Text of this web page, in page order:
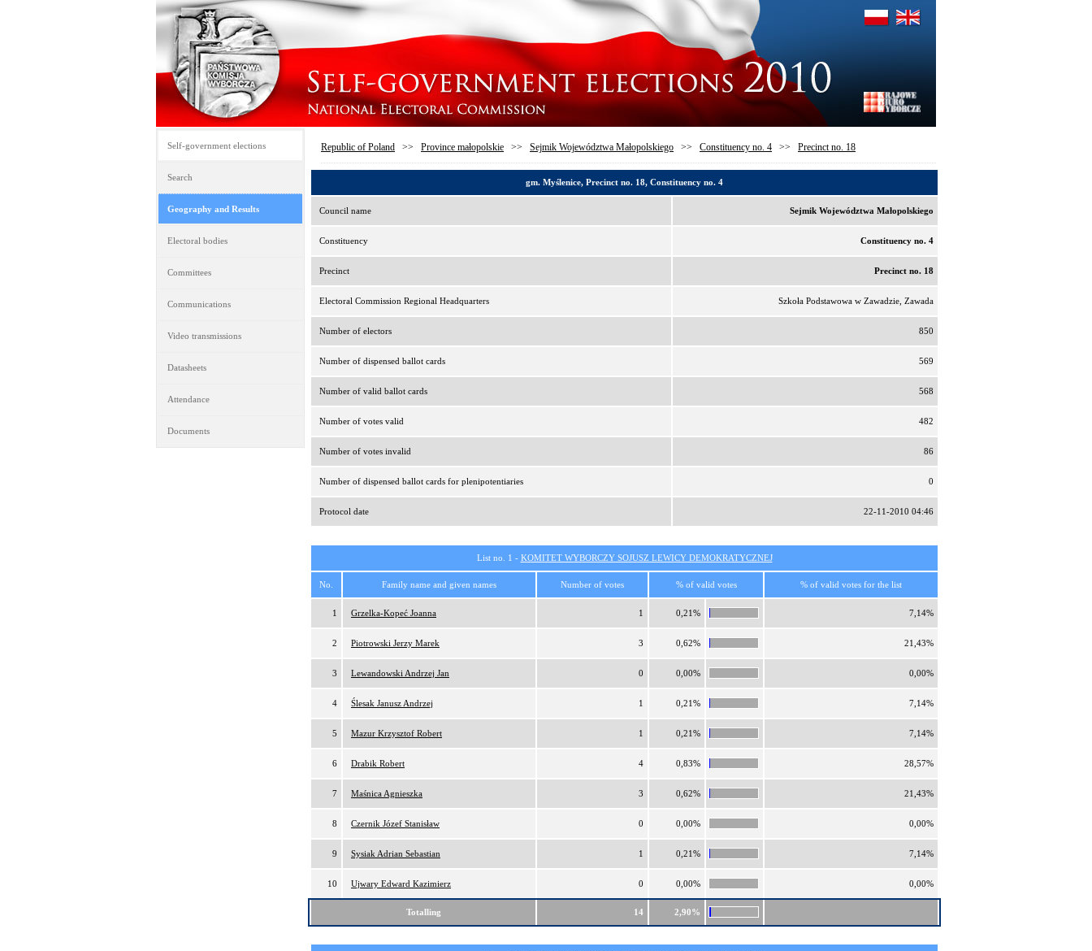
Self-government elections
Search
Geography and Results
Electoral bodies
Committees
Communications
Video transmissions
Datasheets
Attendance
Documents
Republic of Poland >> Province małopolskie >> Sejmik Województwa Małopolskiego >> Constituency no. 4 >> Precinct no. 18
gm. Myślenice, Precinct no. 18, Constituency no. 4
Council name Sejmik Województwa Małopolskiego
Constituency Constituency no. 4
Precinct Precinct no. 18
Electoral Commission Regional Headquarters Szkoła Podstawowa w Zawadzie, Zawada
Number of electors 850
Number of dispensed ballot cards 569
Number of valid ballot cards 568
Number of votes valid 482
Number of votes invalid 86
Number of dispensed ballot cards for plenipotentiaries 0
Protocol date 22-11-2010 04:46
List no. 1 - KOMITET WYBORCZY SOJUSZ LEWICY DEMOKRATYCZNEJ
No. Family name and given names Number of votes % of valid votes % of valid votes for the list
1 Grzelka-Kopeć Joanna 1 0,21% 7,14%
2 Piotrowski Jerzy Marek 3 0,62% 21,43%
3 Lewandowski Andrzej Jan 0 0,00% 0,00%
4 Ślesak Janusz Andrzej 1 0,21% 7,14%
5 Mazur Krzysztof Robert 1 0,21% 7,14%
6 Drabik Robert 4 0,83% 28,57%
7 Maśnica Agnieszka 3 0,62% 21,43%
8 Czernik Józef Stanisław 0 0,00% 0,00%
9 Sysiak Adrian Sebastian 1 0,21% 7,14%
10 Ujwary Edward Kazimierz 0 0,00% 0,00%
Totalling 14 2,90%